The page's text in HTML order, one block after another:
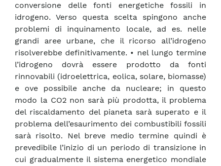
conversione delle fonti energetiche fossili in
idrogeno. Verso questa scelta spingono anche
problemi di inquinamento locale, ad es. nelle
grandi aree urbane, che il ricorso all’idrogeno
risolverebbe definitivamente. • nel lungo termine
l’idrogeno dovrà essere prodotto da fonti
rinnovabili (idroelettrica, eolica, solare, biomasse)
e ove possibile anche da nucleare; in questo
modo la CO2 non sarà più prodotta, il problema
del riscaldamento del pianeta sarà superato e il
problema dell’esaurimento dei combustibili fossili
sarà risolto. Nel breve medio termine quindi è
prevedibile l’inizio di un periodo di transizione in
cui gradualmente il sistema energetico mondiale